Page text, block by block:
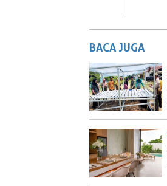
BACA JUGA